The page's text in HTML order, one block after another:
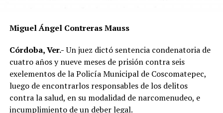
Las autoridades exhortaron a los automovilistas y
motociclistas a conducir con precaución, respetar los
límites de velocidad y aumentar la distancia de
seguridad entre vehículos, especialmente durante la
temporada de lluvias, cuando el riesgo de accidentes se
incrementa en las carreteras de la región.
La circulación en la zona se vio afectada por algunos
Miguel Ángel Contreras Mauss
Córdoba, Ver.-Un juez dictó sentencia condenatoria de
cuatro años y nueve meses de prisión contra seis
exelementos de la Policía Municipal de Coscomatepec,
luego de encontrarlos responsables de los delitos
contra la salud, en su modalidad de narcomenudeo, e
incumplimiento de un deber legal.